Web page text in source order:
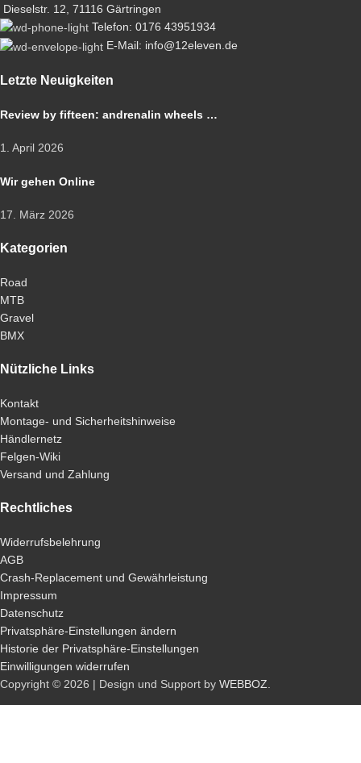
Dieselstr. 12, 71116 Gärtringen
Telefon: 0176 43951934
E-Mail: info@12eleven.de
Letzte Neuigkeiten
Review by fifteen: andrenalin wheels …
1. April 2026
Wir gehen Online
17. März 2026
Kategorien
Road
MTB
Gravel
BMX
Nützliche Links
Kontakt
Montage- und Sicherheitshinweise
Händlernetz
Felgen-Wiki
Versand und Zahlung
Rechtliches
Widerrufsbelehrung
AGB
Crash-Replacement und Gewährleistung
Impressum
Datenschutz
Privatsphäre-Einstellungen ändern
Historie der Privatsphäre-Einstellungen
Einwilligungen widerrufen
Copyright © 2026 | Design und Support by WEBBOZ